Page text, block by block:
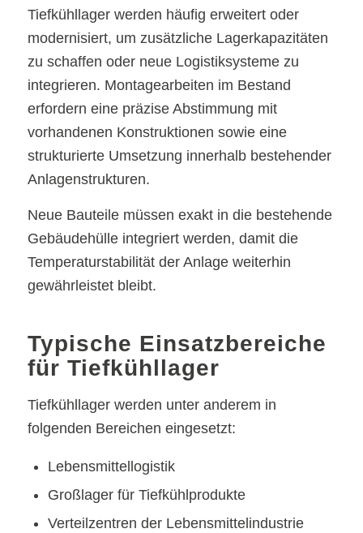
Tiefkühllager werden häufig erweitert oder
modernisiert, um zusätzliche Lagerkapazitäten
zu schaffen oder neue Logistiksysteme zu
integrieren. Montagearbeiten im Bestand
erfordern eine präzise Abstimmung mit
vorhandenen Konstruktionen sowie eine
strukturierte Umsetzung innerhalb bestehender
Anlagenstrukturen.
Neue Bauteile müssen exakt in die bestehende
Gebäudehülle integriert werden, damit die
Temperaturstabilität der Anlage weiterhin
gewährleistet bleibt.
Typische Einsatzbereiche
für Tiefkühllager
Tiefkühllager werden unter anderem in
folgenden Bereichen eingesetzt:
Lebensmittellogistik
Großlager für Tiefkühlprodukte
Verteilzentren der Lebensmittelindustrie